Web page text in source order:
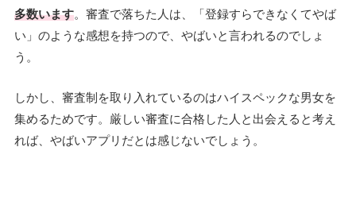
多数います。審査で落ちた人は、「登録すらできなくてやば
い」のような感想を持つので、やばいと言われるのでしょ
う。
しかし、審査制を取り入れているのはハイスペックな男女を
集めるためです。厳しい審査に合格した人と出会えると考え
れば、やばいアプリだとは感じないでしょう。